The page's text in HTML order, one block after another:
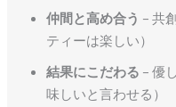
仲間と高め合う – 共
ティーは楽しい）
結果にこだわる – 優
味しいと言わせる）